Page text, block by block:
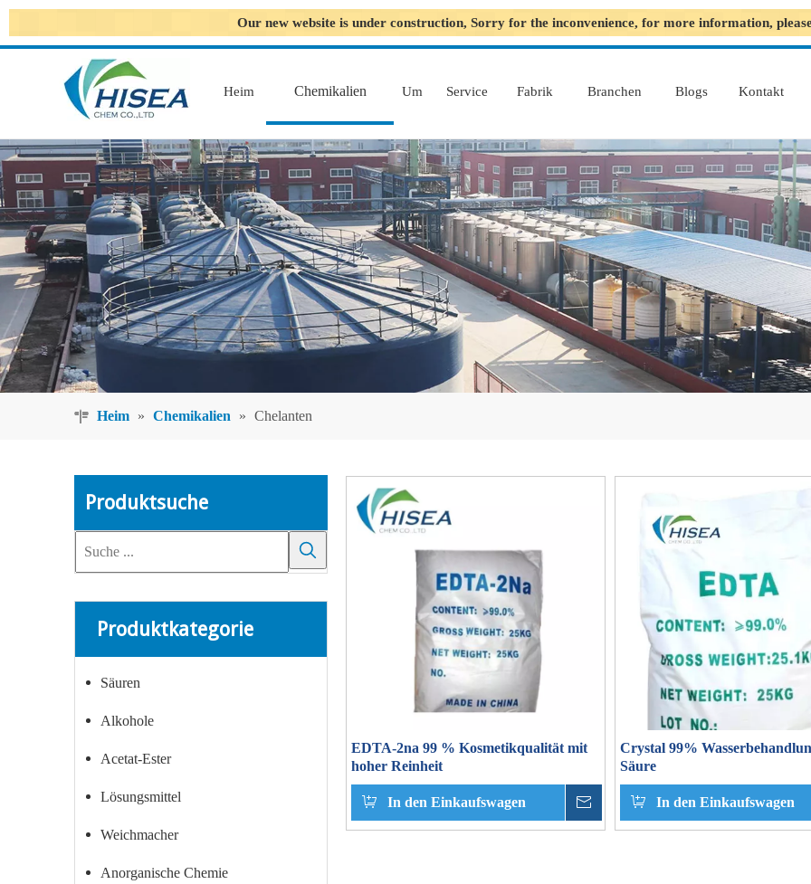
Our new website is under construction, Sorry for the inconvenience, for more information,
Heim Chemikalien Um Service Fabrik Branchen Blogs Kontakt
Heim » Chemikalien » Chelanten
Produktsuche
Produktkategorie
Säuren
Alkohole
Acetat-Ester
Lösungsmittel
Weichmacher
Anorganische Chemie
EDTA-2na 99 % Kosmetikqualität mit
hoher Reinheit
In den Einkaufswagen erkundigen
Crystal 99%
Säure
In den Einkaufswagen